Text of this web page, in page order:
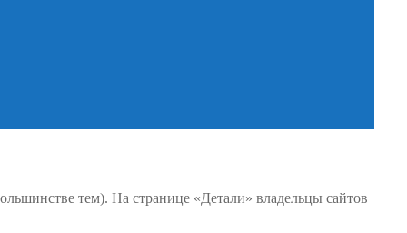
тем). На странице «Детали» владельцы сайтов